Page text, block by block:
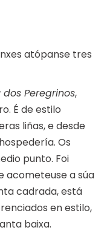
atópanse tres
Peregrinos,
É de estilo
liñas, e desde
Os
punto. Foi
acometeuse a súa
cadrada, está
en estilo,
baixa.